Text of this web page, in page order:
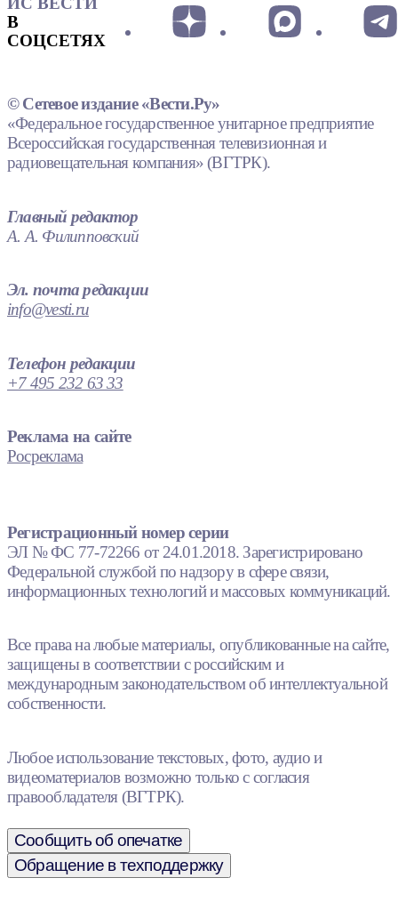
В
СОЦСЕТЯХ
© Сетевое издание «Вести.Ру»
«Федеральное государственное унитарное предприятие
Всероссийская государственная телевизионная и
радиовещательная компания» (ВГТРК).
Главный редактор
А. А. Филипповский
Эл. почта редакции
info@vesti.ru
Телефон редакции
+7 495 232 63 33
Реклама на сайте
Росреклама
Регистрационный номер серии
ЭЛ № ФС 77-72266 от 24.01.2018. Зарегистрировано
Федеральной службой по надзору в сфере связи,
информационных технологий и массовых коммуникаций.
Все права на любые материалы, опубликованные на сайте,
защищены в соответствии с российским и
международным законодательством об интеллектуальной
собственности.
Любое использование текстовых, фото, аудио и
видеоматериалов возможно только с согласия
правообладателя (ВГТРК).
Сообщить об опечатке
Обращение в техподдержку